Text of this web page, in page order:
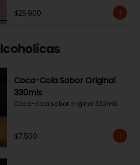
$25.900
Coca-Cola Sabor Original
330mls
Coca-cola sabor original 330mls
$7.500